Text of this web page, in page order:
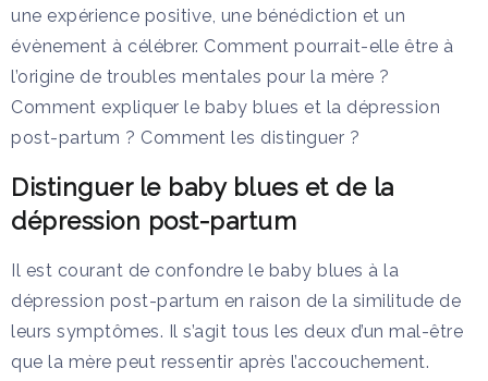
une expérience positive, une bénédiction et un
évènement à célébrer. Comment pourrait-elle être à
l’origine de troubles mentales pour la mère ?
Comment expliquer le baby blues et la dépression
post-partum ? Comment les distinguer ?
Distinguer le baby blues et de la
dépression post-partum
Il est courant de confondre le baby blues à la
dépression post-partum en raison de la similitude de
leurs symptômes. Il s’agit tous les deux d’un mal-être
que la mère peut ressentir après l’accouchement.